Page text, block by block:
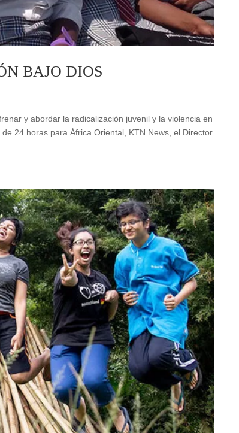
BAJO DIOS
y abordar la radicalización juvenil y la violencia en
24 horas para África Oriental, KTN News, el Director